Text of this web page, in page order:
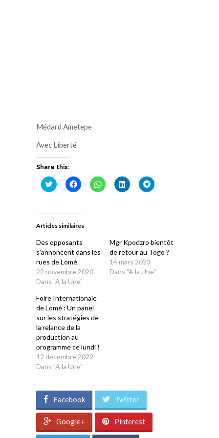
Médard Ametepe
Avec Liberté
Share this:
Cliquez
pour
dans
nouvelle
Cliquez
pour
dans
nouvelle
Cliquez
pour
Cliquez
pour
Cliquez
pour
Articles similaires
Des opposants
s’annoncent dans les
rues de Lomé
22 novembre 2020
Dans "A la Une"
Mgr Kpodzro bientôt
de retour au Togo ?
14 mars 2023
Dans "A la Une"
Foire Internationale
de Lomé : Un panel
sur les stratégies de
la relance de la
production au
programme ce lundi !
12 décembre 2022
Dans "A la Une"
Facebook Twitter
Google+ Pinterest